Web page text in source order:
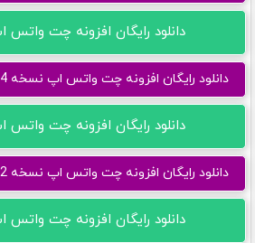
دانلود رایگان افزونه چت واتس
دانلود رایگان افزونه چت واتس اپ نسخه 3.6.4 - لینک سرور کمکی
دانلود رایگان افزونه چت واتس اپ
دانلود رایگان افزونه چت واتس اپ نسخه 3.6.2 - لینک سرور کمکی
دانلود رایگان افزونه چت واتس اپ